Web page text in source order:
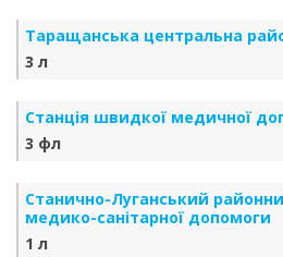
Таращанська центральна
3 л
Станція швидкої медичної
3 фл
Станично-Луганський
медико-санітарної допомоги
1 л